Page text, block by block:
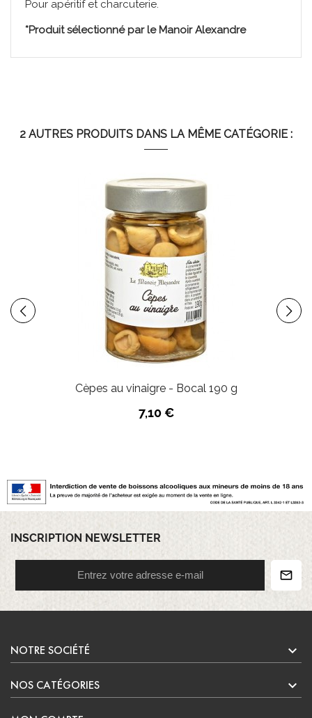
Pour apéritif et charcuterie.
*Produit sélectionné par le Manoir Alexandre
grasses
saturés < 0,5 g)
1,4 g
1,3 g
2 AUTRES PRODUITS DANS LA MÊME CATÉGORIE :
Cèpes au vinaigre - Bocal 190 g
7,10 €
INSCRIPTION NEWSLETTER
NOTRE SOCIÉTÉ 
NOS CATÉGORIES 